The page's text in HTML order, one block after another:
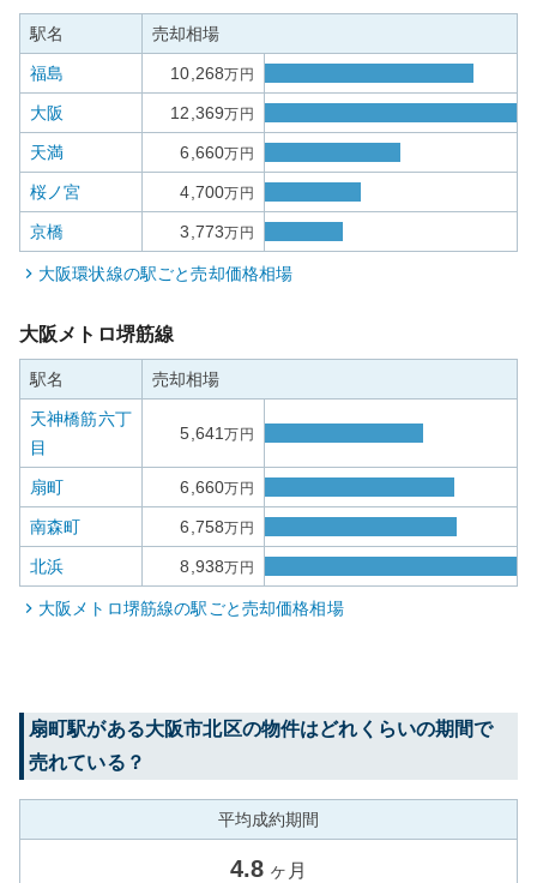
駅名 売却相場
福島 10,268万円
大阪 12,369万円
天満 6,660万円
桜ノ宮 4,700万円
京橋 3,773万円
大阪環状線の駅ごと売却価格相場
大阪メトロ堺筋線
駅名 売却相場
天神橋筋六丁
目
5,641万円
扇町 6,660万円
南森町 6,758万円
北浜 8,938万円
大阪メトロ堺筋線の駅ごと売却価格相場
扇町駅がある大阪市北区の物件はどれくらいの期間で
売れている？
平均成約期間
4.8 ヶ月